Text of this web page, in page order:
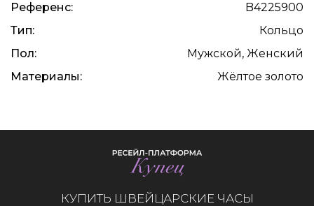
Референс:
B4225900
Тип:
Кольцо
Пол:
Мужской, Женский
Материалы:
Жёлтое золото
КУПИТЬ ШВЕЙЦАРСКИЕ ЧАСЫ